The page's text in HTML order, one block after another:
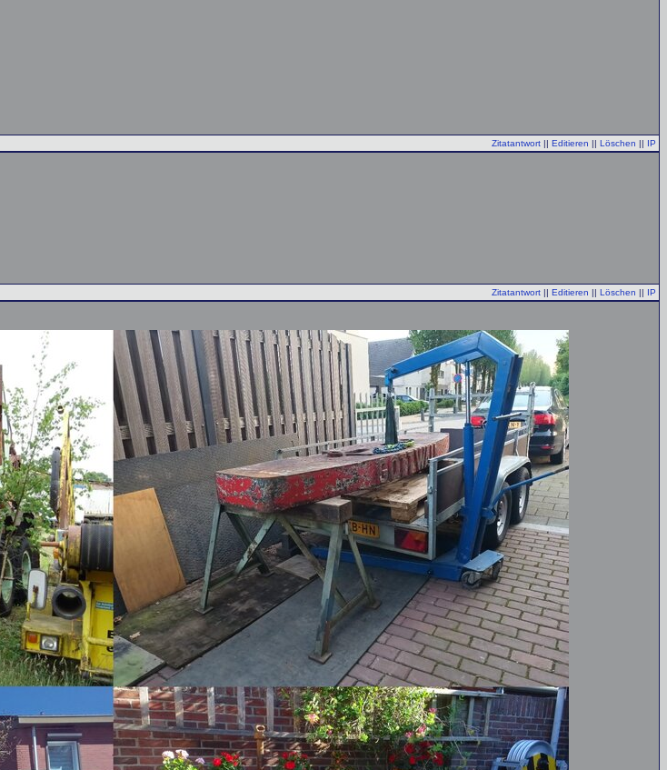
Zitatantwort || Editieren || Löschen || IP
Zitatantwort || Editieren || Löschen || IP